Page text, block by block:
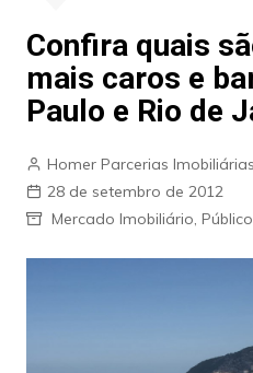
Confira quais
mais caros e
Paulo e Rio de
Homer Parcerias Imobiliárias
28 de setembro de 2012
Mercado Imobiliário, Público